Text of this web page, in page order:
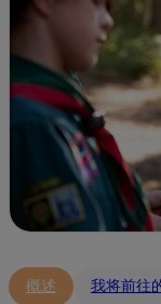
概述 我将前往